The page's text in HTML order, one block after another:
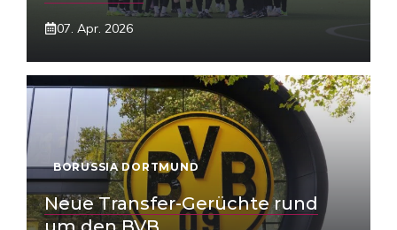
07. Apr. 2026
BORUSSIA DORTMUND
Neue Transfer-Gerüchte rund